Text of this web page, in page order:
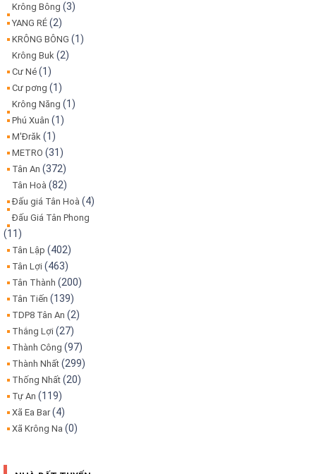
Krông Bông (3)
YANG RÉ (2)
KRÔNG BÔNG (1)
Krông Buk (2)
Cư Né (1)
Cư pơng (1)
Krông Năng (1)
Phú Xuân (1)
M'Đrăk (1)
METRO (31)
Tân An (372)
Tân Hoà (82)
Đấu giá Tân Hoà (4)
Đấu Giá Tân Phong
(11)
Tân Lập (402)
Tân Lợi (463)
Tân Thành (200)
Tân Tiến (139)
TDP8 Tân An (2)
Thắng Lợi (27)
Thành Công (97)
Thành Nhất (299)
Thống Nhất (20)
Tự An (119)
Xã Ea Bar(4)
Xã Krông Na (0)